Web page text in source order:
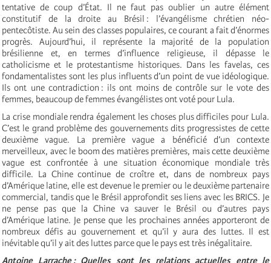
tentative de coup d’État. Il ne faut pas oublier un autre élément
constitutif de la droite au Brésil : l’évangélisme chrétien néo-
pentecôtiste. Au sein des classes populaires, ce courant a fait d’énormes
progrès. Aujourd’hui, il représente la majorité de la population
brésilienne et, en termes d’influence religieuse, il dépasse le
catholicisme et le protestantisme historiques. Dans les favelas, ces
fondamentalistes sont les plus influents d’un point de vue idéologique.
Ils ont une contradiction : ils ont moins de contrôle sur le vote des
femmes, beaucoup de femmes évangélistes ont voté pour Lula.
La crise mondiale rendra également les choses plus difficiles pour Lula.
C’est le grand problème des gouvernements dits progressistes de cette
deuxième vague. La première vague a bénéficié d’un contexte
merveilleux, avec le boom des matières premières, mais cette deuxième
vague est confrontée à une situation économique mondiale très
difficile. La Chine continue de croître et, dans de nombreux pays
d’Amérique latine, elle est devenue le premier ou le deuxième partenaire
commercial, tandis que le Brésil approfondit ses liens avec les BRICS. Je
ne pense pas que la Chine va sauver le Brésil ou d’autres pays
d’Amérique latine. Je pense que les prochaines années apporteront de
nombreux défis au gouvernement et qu’il y aura des luttes. Il est
inévitable qu’il y ait des luttes parce que le pays est très inégalitaire.
Antoine Larrache : Quelles sont les relations actuelles entre le